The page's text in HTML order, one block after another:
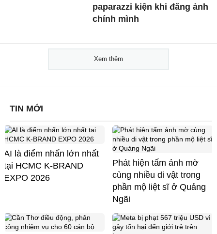
paparazzi kiện khi đăng ảnh
chính mình
Xem thêm
TIN MỚI
AI là điểm nhấn lớn nhất
tại HCMC K-BRAND
EXPO 2026
Phát hiện tấm ảnh mờ
cùng nhiều di vật trong
phần mộ liệt sĩ ở Quảng
Ngãi